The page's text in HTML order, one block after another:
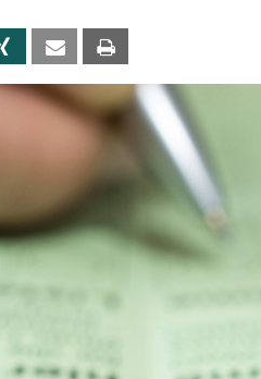
Xing Email